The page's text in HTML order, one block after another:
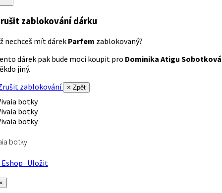
zablokování dárku
nechceš mít dárek Parfem zablokovaný?
dárek pak bude moci koupit pro Dominika Atigu Sobotková
jiný.
zablokování
× Zpět
botky
Uložit